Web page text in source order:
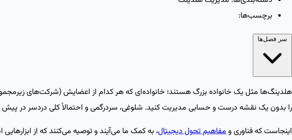
برچسب‌ها:
سر فصل‌ها
هلدینگ‌ها مثل یک خانواده بزرگ هستند؛ خانواده‌ای که هر کدام از اعضایش (شرکت‌های
را بدون یک نقشه درست و حسابی مدیریت کنید. شلوغی، سردرگمی و احتمالاً کلی دردسر در پیش
اینجاست که فناوری ومفاهیم تحول دیجیتال، به کمک ما می‌آیند و توصیه می‌کنند که از